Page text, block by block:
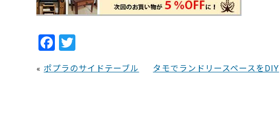
F
c
itt
« ポプラのサイドテーブル タモでランドリースペースをDIY